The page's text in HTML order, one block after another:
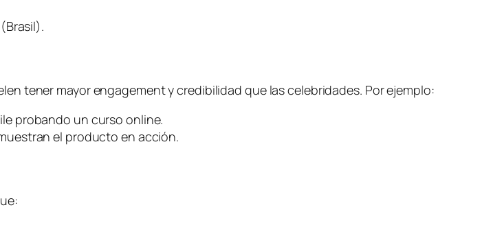
tener mayor engagement y credibilidad que las celebridades. Por ejemplo:
probando un curso online.
el producto en acción.